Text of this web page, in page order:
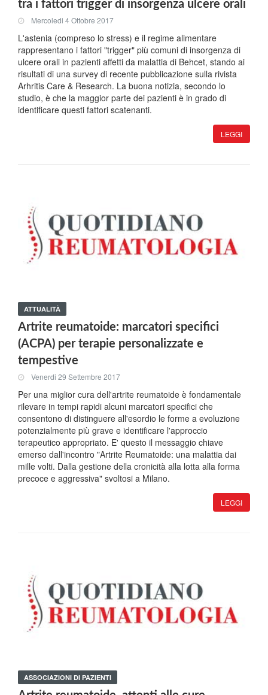
tra i fattori trigger di insorgenza ulcere orali
Mercoledi 4 Ottobre 2017
L'astenia (compreso lo stress) e il regime alimentare
rappresentano i fattori "trigger" più comuni di insorgenza di
ulcere orali in pazienti affetti da malattia di Behcet, stando ai
risultati di una survey di recente pubblicazione sulla rivista
Arhritis Care & Research. La buona notizia, secondo lo
studio, è che la maggior parte dei pazienti è in grado di
identificare questi fattori scatenanti.
LEGGI
ATTUALITÀ
Artrite reumatoide: marcatori specifici
(ACPA) per terapie personalizzate e
tempestive
Venerdi 29 Settembre 2017
Per una miglior cura dell'artrite reumatoide è fondamentale
rilevare in tempi rapidi alcuni marcatori specifici che
consentono di distinguere all'esordio le forme a evoluzione
potenzialmente più grave e identificare l'approccio
terapeutico appropriato. E' questo il messaggio chiave
emerso dall'incontro "Artrite Reumatoide: una malattia dai
mille volti. Dalla gestione della cronicità alla lotta alla forma
precoce e aggressiva" svoltosi a Milano.
LEGGI
ASSOCIAZIONI DI PAZIENTI